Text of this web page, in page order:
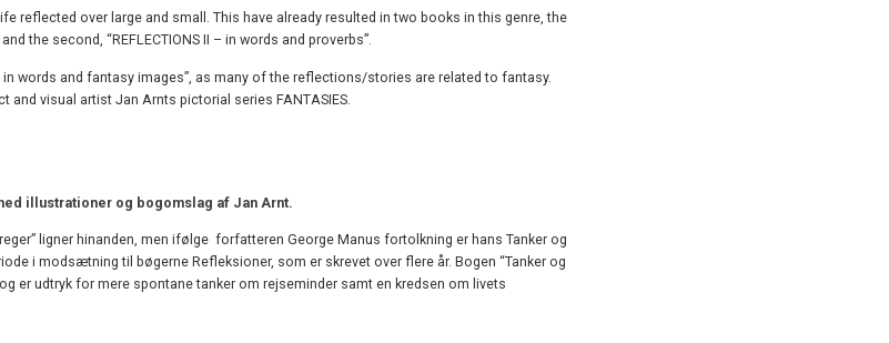
reflected over large and small. This have already resulted in two books in this genre, the
the second, “REFLECTIONS II – in words and proverbs”.
in words and fantasy images”, as many of the reflections/stories are related to fantasy.
and visual artist Jan Arnts pictorial series FANTASIES.
illustrationer og bogomslag af Jan Arnt.
ligner hinanden, men ifølge forfatteren George Manus fortolkning er hans Tanker og
i modsætning til bøgerne Refleksioner, som er skrevet over flere år. Bogen “Tanker og
er udtryk for mere spontane tanker om rejseminder samt en kredsen om livets